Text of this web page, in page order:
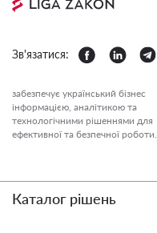
Зв'язатися:
забезпечує український бізнес
інформацією, аналітикою та
технологічними рішеннями для
ефективної та безпечної роботи.
Каталог рішень